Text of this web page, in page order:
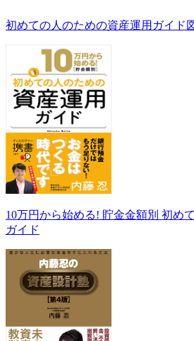
初めての人のための資産運用ガイド
10万円から始める! 貯金金額別 初め
ガイド